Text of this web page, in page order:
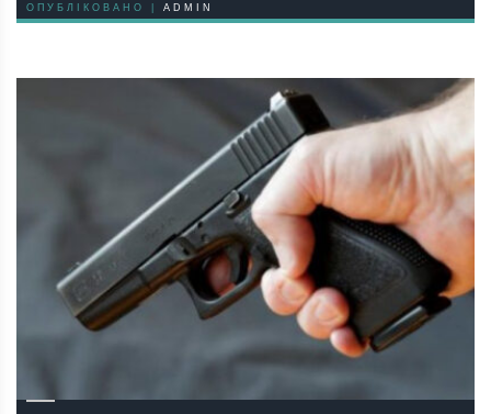
ОПУБЛІКОВАНО | ADMIN